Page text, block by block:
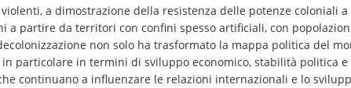
a dimostrazione della resistenza delle potenze coloniali a
partire da territori con confini spesso artificiali, con
non solo ha trasformato la mappa politica del
particolare in termini di sviluppo economico, stabilità politica e
continuano a influenzare le relazioni internazionali e lo